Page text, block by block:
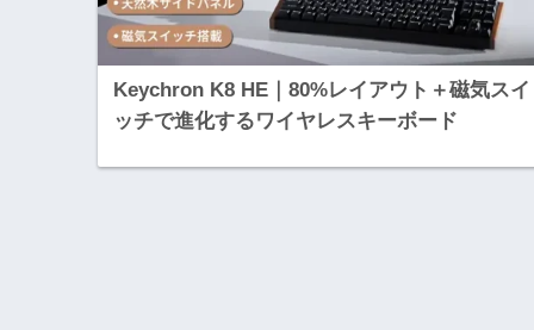
Keychron K8 HE｜80%レイアウト＋磁気スイ
ッチで進化するワイヤレスキーボード